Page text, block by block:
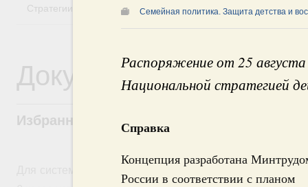
Семейная политика. Защита детства и
Распоряжение от 25
Национальной стратегией
Справка
Концепция разработана
России в соответствии с планом
Стратегии Государственные программы
Документы
Избранные документы со справками к
Для системного поиска перейдите в раздел "Поиск по